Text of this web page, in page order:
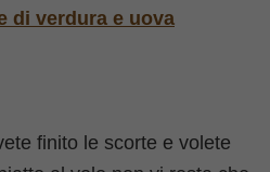
di verdura e uova
finito le scorte e volete